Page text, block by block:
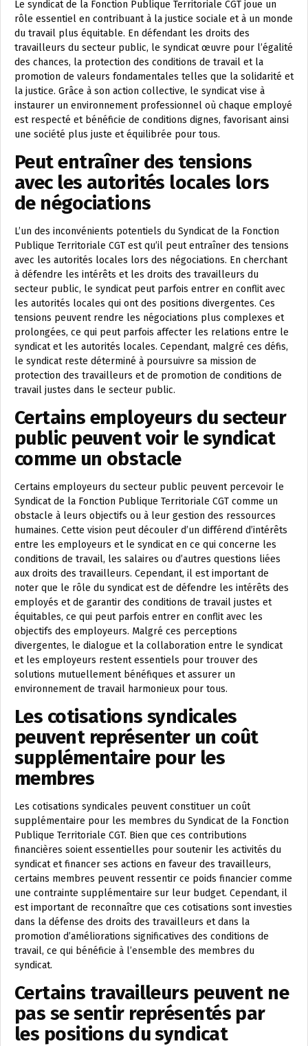
Le syndicat de la Fonction Publique Territoriale CGT joue un
rôle essentiel en contribuant à la justice sociale et à un monde
du travail plus équitable. En défendant les droits des
travailleurs du secteur public, le syndicat œuvre pour l’égalité
des chances, la protection des conditions de travail et la
promotion de valeurs fondamentales telles que la solidarité et
la justice. Grâce à son action collective, le syndicat vise à
instaurer un environnement professionnel où chaque employé
est respecté et bénéficie de conditions dignes, favorisant ainsi
une société plus juste et équilibrée pour tous.
Peut entraîner des tensions
avec les autorités locales lors
de négociations
L’un des inconvénients potentiels du Syndicat de la Fonction
Publique Territoriale CGT est qu’il peut entraîner des tensions
avec les autorités locales lors des négociations. En cherchant
à défendre les intérêts et les droits des travailleurs du
secteur public, le syndicat peut parfois entrer en conflit avec
les autorités locales qui ont des positions divergentes. Ces
tensions peuvent rendre les négociations plus complexes et
prolongées, ce qui peut parfois affecter les relations entre le
syndicat et les autorités locales. Cependant, malgré ces défis,
le syndicat reste déterminé à poursuivre sa mission de
protection des travailleurs et de promotion de conditions de
travail justes dans le secteur public.
Certains employeurs du secteur
public peuvent voir le syndicat
comme un obstacle
Certains employeurs du secteur public peuvent percevoir le
Syndicat de la Fonction Publique Territoriale CGT comme un
obstacle à leurs objectifs ou à leur gestion des ressources
humaines. Cette vision peut découler d’un différend d’intérêts
entre les employeurs et le syndicat en ce qui concerne les
conditions de travail, les salaires ou d’autres questions liées
aux droits des travailleurs. Cependant, il est important de
noter que le rôle du syndicat est de défendre les intérêts des
employés et de garantir des conditions de travail justes et
équitables, ce qui peut parfois entrer en conflit avec les
objectifs des employeurs. Malgré ces perceptions
divergentes, le dialogue et la collaboration entre le syndicat
et les employeurs restent essentiels pour trouver des
solutions mutuellement bénéfiques et assurer un
environnement de travail harmonieux pour tous.
Les cotisations syndicales
peuvent représenter un coût
supplémentaire pour les
membres
Les cotisations syndicales peuvent constituer un coût
supplémentaire pour les membres du Syndicat de la Fonction
Publique Territoriale CGT. Bien que ces contributions
financières soient essentielles pour soutenir les activités du
syndicat et financer ses actions en faveur des travailleurs,
certains membres peuvent ressentir ce poids financier comme
une contrainte supplémentaire sur leur budget. Cependant, il
est important de reconnaître que ces cotisations sont investies
dans la défense des droits des travailleurs et dans la
promotion d’améliorations significatives des conditions de
travail, ce qui bénéficie à l’ensemble des membres du
syndicat.
Certains travailleurs peuvent ne
pas se sentir représentés par
les positions du syndicat